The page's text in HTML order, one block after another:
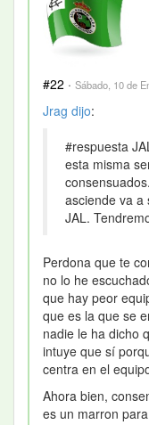
#22 · Sábado, 10 de
Jrag dijo:
#respuesta
esta misma
asciende va a
JAL.
Perdona que te
no lo he
que hay peor
que es la que se
nadie le ha dicho
intuye que sí
centra en el
Ahora bien,
es un marron